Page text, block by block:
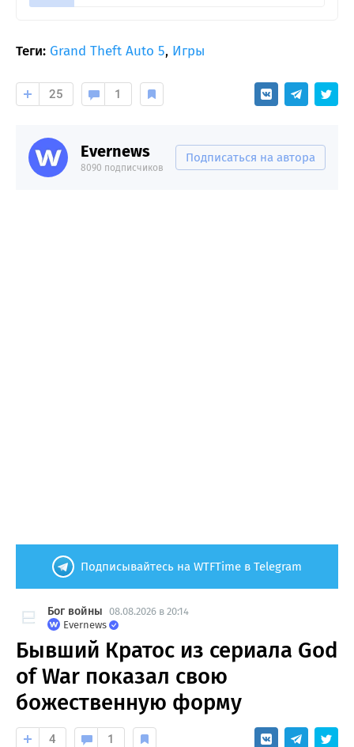
Теги: Grand Theft Auto 5, Игры
25 1
Evernews
8090 подписчиков
Подписаться на автора
Подписывайтесь на WTFTime в Telegram
Бог войны 08.08.2026 в 20:14
Evernews
Бывший Кратос из сериала God
of War показал свою
божественную форму
4 1